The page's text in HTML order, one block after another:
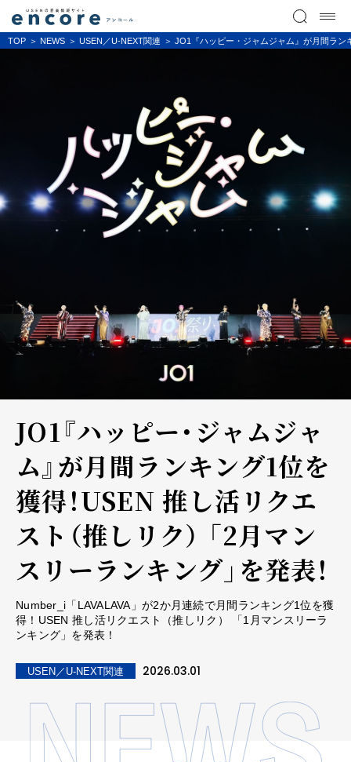
TOP NEWS USEN／U-NEXT関連 JO1『ハッピー・ジャムジャム』が月間ラ
JO1『ハッピー・ジャムジャ
ム』が月間ランキング1位を
獲得！USEN 推し活リクエ
スト（推しリク） 「2月マン
スリーランキング」を発表！
Number_i「LAVALAVA」が2か月連続で月間ランキング1位を獲
得！USEN 推し活リクエスト（推しリク） 「1月マンスリーラ
ンキング」を発表！
USEN／U-NEXT関連 2026.03.01